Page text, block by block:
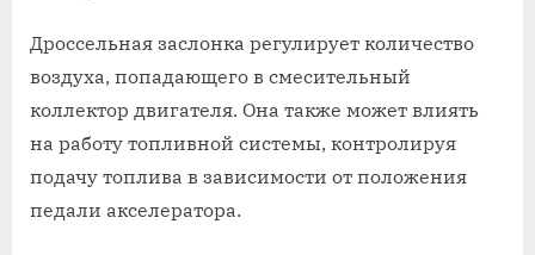
Дроссельная заслонка регулирует количество
воздуха, попадающего в смесительный
коллектор двигателя. Она также может влиять
на работу топливной системы, контролируя
подачу топлива в зависимости от положения
педали акселератора.